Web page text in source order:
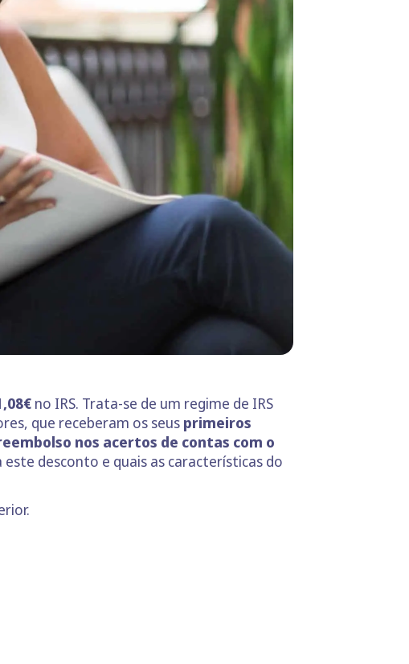
no IRS. Trata-se de um regime de IRS
que receberam os seus primeiros
nos acertos de contas com o
este desconto e quais as características do